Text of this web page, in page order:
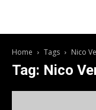
Home Tags Nico
Tag: Nico